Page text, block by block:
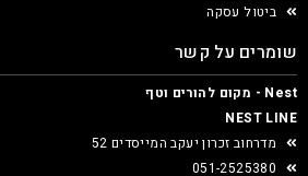
ביטול עסקה
שומרים על קשר
Nest - מקום להורים וטף
NEST LINE
מדרחוב זכרון יעקב המייסדים 52
051-2525380